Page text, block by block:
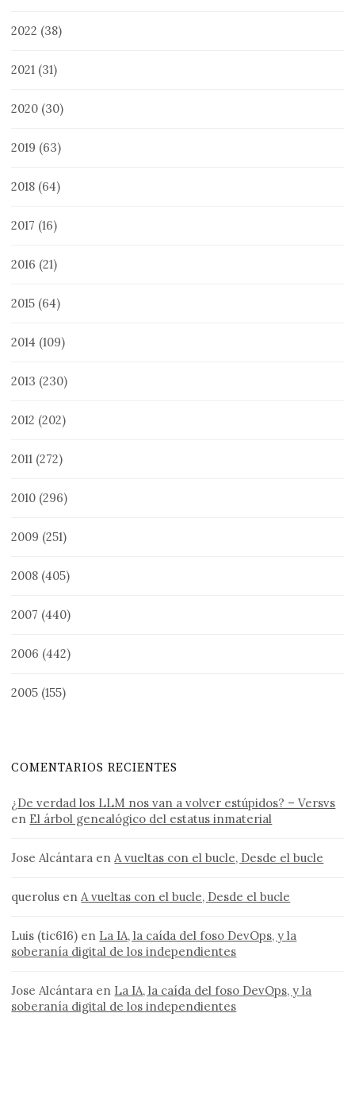
2022 (38)
2021 (31)
2020 (30)
2019 (63)
2018 (64)
2017 (16)
2016 (21)
2015 (64)
2014 (109)
2013 (230)
2012 (202)
2011 (272)
2010 (296)
2009 (251)
2008 (405)
2007 (440)
2006 (442)
2005 (155)
COMENTARIOS RECIENTES
¿De verdad los LLM nos van a volver estúpidos? – Versvs
en El árbol genealógico del estatus inmaterial
Jose Alcántara en A vueltas con el bucle, Desde el bucle
querolus en A vueltas con el bucle, Desde el bucle
Luis (tic616) en La IA, la caída del foso DevOps, y la
soberanía digital de los independientes
Jose Alcántara en La IA, la caída del foso DevOps, y la
soberanía digital de los independientes